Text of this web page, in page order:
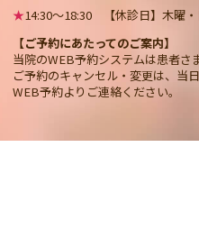
★14:30〜18:30 【休診日】木曜
【ご予約にあたってのご案内】
当院のWEB予約システムは患者さ
ご予約のキャンセル・変更は、当
WEB予約よりご連絡ください。